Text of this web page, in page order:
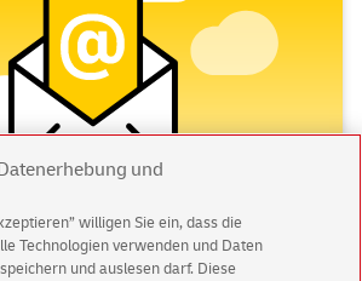
Sie unseren Newsletter
und
willigen Sie ein, dass die
Technologien verwenden und Daten
und auslesen darf. Diese